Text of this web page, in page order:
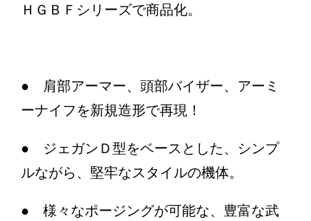
ＨＧＢＦシリーズで商品化。
● 肩部アーマー、頭部バイザー、アーミ
ーナイフを新規造形で再現！
● ジェガンＤ型をベースとした、シンプ
ルながら、堅牢なスタイルの機体。
● 様々なポージングが可能な、豊富な武